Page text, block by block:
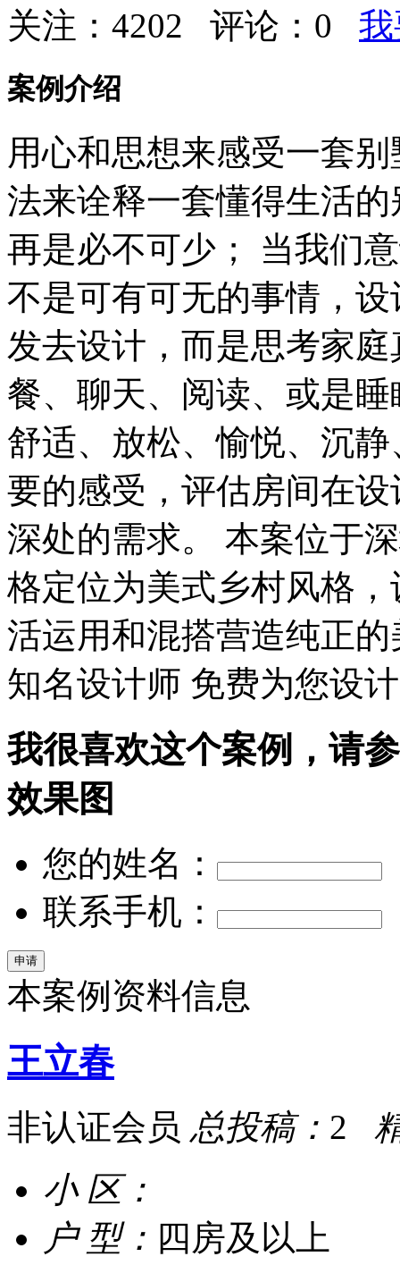
关注：4202 评论： 0
案例介绍
用心和思想来感受一套
法来诠释一套懂得生活
再是必不可少； 当我们
不是可有可无的事情，
发去设计，而是思考家
餐、聊天、阅读、或是
舒适、放松、愉悦、沉
要的感受，评估房间在
深处的需求。 本案位于
格定位为美式乡村风格
活运用和混搭营造纯正
知名设计师 免费为您设计
我很喜欢这个案例，请
效果图
您的姓名：
联系手机：
本案例资料信息
王立春
非认证会员 总投稿： 2
小 区：
户 型： 四房及以上